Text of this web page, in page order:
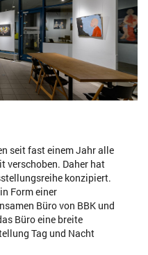
seit fast einem Jahr alle
verschoben. Daher hat
konzipiert.
Form einer
Büro von BBK und
Büro eine breite
Tag und Nacht